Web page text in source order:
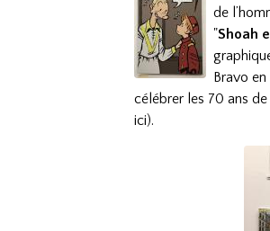
de
"Shoah
Bravo
célébrer les 70 ans
ici).